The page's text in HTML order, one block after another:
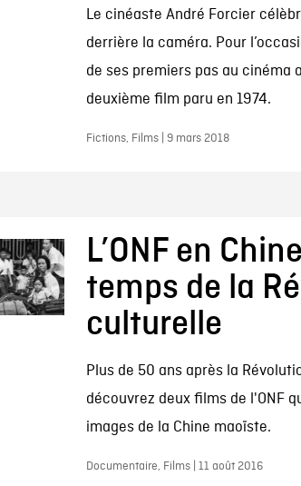
Le cinéaste André Forcier
derrière la caméra. Pour
de ses premiers pas au cinéma
deuxième film paru en 1974.
Fictions, Films | 9 mars 2018
L’ONF en
temps de la
culturelle
Plus de 50 ans après la
découvrez deux films de l'ONF
images de la Chine maoïste.
Documentaire, Films | 11 août 2016